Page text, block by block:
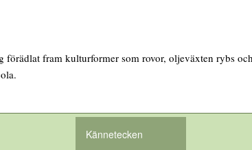
fram kulturformer som rovor, oljeväxten rybs
Kännetecken